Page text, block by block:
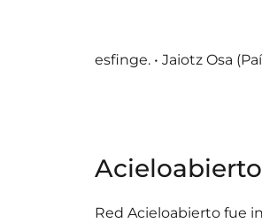
esfinge. • Jaiotz Osa
Red Acieloabierto fue